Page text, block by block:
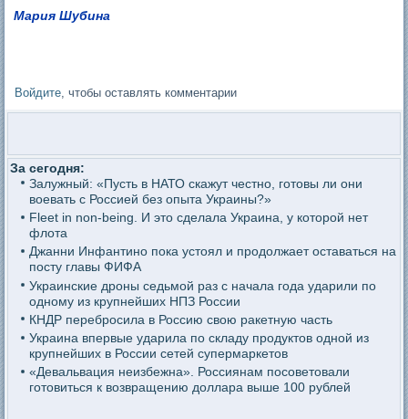
Мария Шубина
Войдите , чтобы оставлять комментарии
За сегодня:
Залужный: «Пусть в НАТО скажут честно, готовы ли они
воевать с Россией без опыта Украины?»
Fleet in non-being. И это сделала Украина, у которой нет
флота
Джанни Инфантино пока устоял и продолжает оставаться на
посту главы ФИФА
Украинские дроны седьмой раз с начала года ударили по
одному из крупнейших НПЗ России
КНДР перебросила в Россию свою ракетную часть
Украина впервые ударила по складу продуктов одной из
крупнейших в России сетей супермаркетов
«Девальвация неизбежна». Россиянам посоветовали
готовиться к возвращению доллара выше 100 рублей